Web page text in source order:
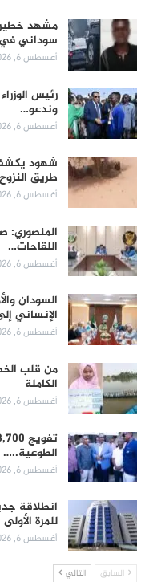
مشهد
سوداني في
أغسطس 6, 2026
رئيس
وندعو…
أغسطس 6, 2026
طريق
أغسطس 6, 2026
المنصوري:
اللقاحات…
أغسطس 6, 2026
السودان
الإنساني
أغسطس 6, 2026
من قلب
الكاملة
أغسطس 6, 2026
الطوعية..…
أغسطس 6, 2026
انطلاقة
للمرة الأولى
أغسطس 6, 2026
السابق التالي